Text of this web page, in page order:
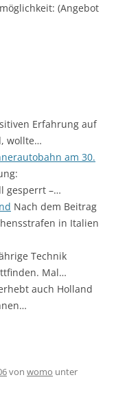
(Angebot
Erfahrung auf
wollte…
am 30.
gesperrt –…
Nach dem Beitrag
in Italien
Technik
Mal…
auch Holland
von womo unter